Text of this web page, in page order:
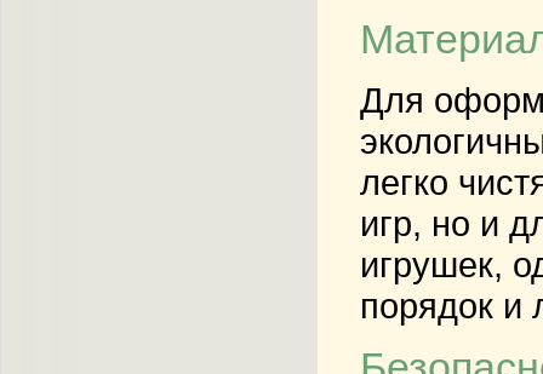
Для
легко
игр, но и
игрушек,
порядок и